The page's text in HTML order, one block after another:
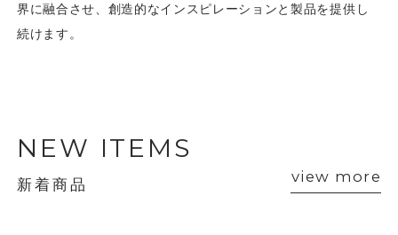
界に融合させ、創造的なインスピレーションと製品を提供し
続けます。
NEW ITEMS
新着商品 view more